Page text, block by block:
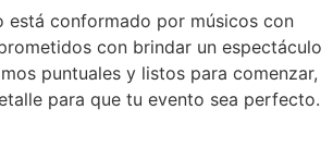
está conformado por músicos con
con brindar un espectáculo
puntuales y listos para comenzar,
para que tu evento sea perfecto.